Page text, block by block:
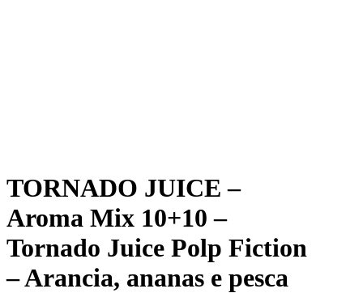
TORNADO JUICE –
Aroma Mix 10+10 –
Tornado Juice Polp Fiction
– Arancia, ananas e pesca